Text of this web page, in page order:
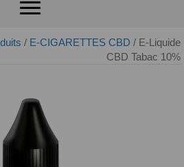
/ E-CIGARETTES CBD / E-Liquide
CBD Tabac 10%